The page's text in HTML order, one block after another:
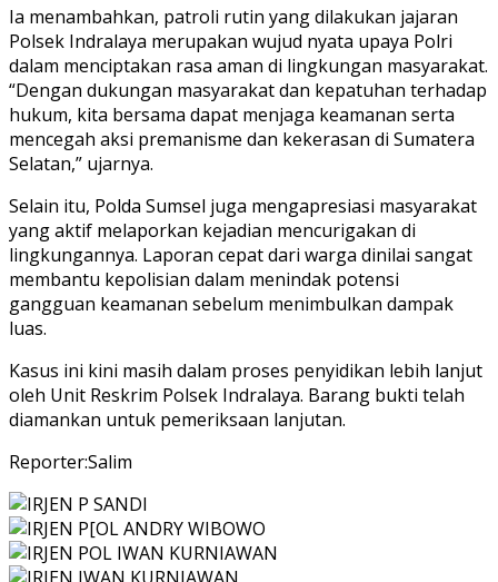
Ia menambahkan, patroli rutin yang dilakukan jajaran
Polsek Indralaya merupakan wujud nyata upaya Polri
dalam menciptakan rasa aman di lingkungan masyarakat.
“Dengan dukungan masyarakat dan kepatuhan terhadap
hukum, kita bersama dapat menjaga keamanan serta
mencegah aksi premanisme dan kekerasan di Sumatera
Selatan,” ujarnya.
Selain itu, Polda Sumsel juga mengapresiasi masyarakat
yang aktif melaporkan kejadian mencurigakan di
lingkungannya. Laporan cepat dari warga dinilai sangat
membantu kepolisian dalam menindak potensi
gangguan keamanan sebelum menimbulkan dampak
luas.
Kasus ini kini masih dalam proses penyidikan lebih lanjut
oleh Unit Reskrim Polsek Indralaya. Barang bukti telah
diamankan untuk pemeriksaan lanjutan.
Reporter:Salim